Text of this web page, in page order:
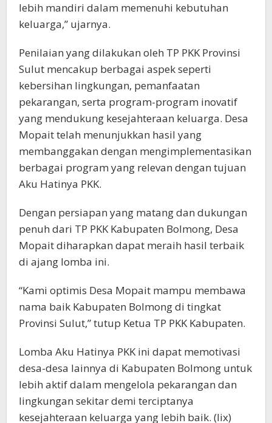
lebih mandiri dalam memenuhi kebutuhan
keluarga,” ujarnya.
Penilaian yang dilakukan oleh TP PKK Provinsi
Sulut mencakup berbagai aspek seperti
kebersihan lingkungan, pemanfaatan
pekarangan, serta program-program inovatif
yang mendukung kesejahteraan keluarga. Desa
Mopait telah menunjukkan hasil yang
membanggakan dengan mengimplementasikan
berbagai program yang relevan dengan tujuan
Aku Hatinya PKK.
Dengan persiapan yang matang dan dukungan
penuh dari TP PKK Kabupaten Bolmong, Desa
Mopait diharapkan dapat meraih hasil terbaik
di ajang lomba ini.
“Kami optimis Desa Mopait mampu membawa
nama baik Kabupaten Bolmong di tingkat
Provinsi Sulut,” tutup Ketua TP PKK Kabupaten.
Lomba Aku Hatinya PKK ini dapat memotivasi
desa-desa lainnya di Kabupaten Bolmong untuk
lebih aktif dalam mengelola pekarangan dan
lingkungan sekitar demi terciptanya
kesejahteraan keluarga yang lebih baik. (lix)